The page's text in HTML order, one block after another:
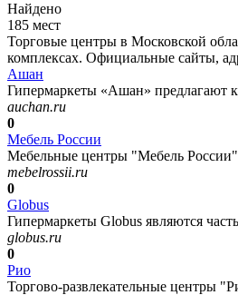
Найдено
185 мест
Торговые центры в Московской
комплексах. Официальные сайты,
Ашан
Гипермаркеты «Ашан» предлагают
auchan.ru
0
Мебель России
Мебельные центры "Мебель
mebelrossii.ru
0
Globus
Гипермаркеты Globus являются
globus.ru
0
Рио
Торгово-развлекательные центры